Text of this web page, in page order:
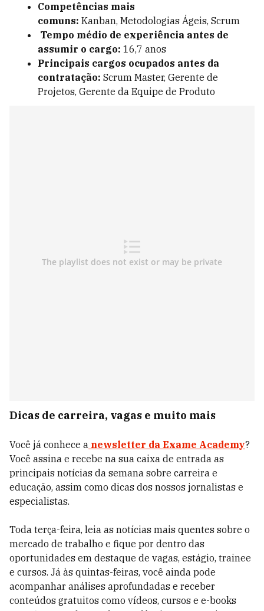
Competências mais
comuns: Kanban, Metodologias Ágeis, Scrum
Tempo médio de experiência antes de
assumir o cargo: 16,7 anos
Principais cargos ocupados antes da
contratação: Scrum Master, Gerente de
Projetos, Gerente da Equipe de Produto
Dicas de carreira, vagas e muito mais
Você já conhece a newsletter da Exame Academy?
Você assina e recebe na sua caixa de entrada as
principais notícias da semana sobre carreira e
educação, assim como dicas dos nossos jornalistas e
especialistas.
Toda terça-feira, leia as notícias mais quentes sobre o
mercado de trabalho e fique por dentro das
oportunidades em destaque de vagas, estágio, trainee
e cursos. Já às quintas-feiras, você ainda pode
acompanhar análises aprofundadas e receber
conteúdos gratuitos como vídeos, cursos e e-books